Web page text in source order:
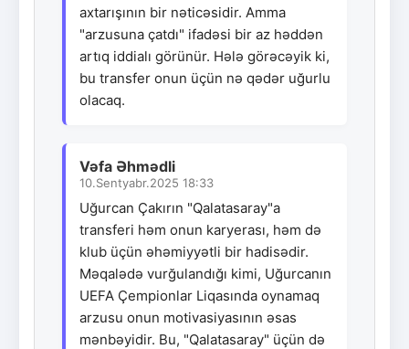
axtarışının bir nəticəsidir. Amma
"arzusuna çatdı" ifadəsi bir az həddən
artıq iddialı görünür. Hələ görəcəyik ki,
bu transfer onun üçün nə qədər uğurlu
olacaq.
Vəfa Əhmədli
10.Sentyabr.2025 18:33
Uğurcan Çakırın "Qalatasaray"a
transferi həm onun karyerası, həm də
klub üçün əhəmiyyətli bir hadisədir.
Məqalədə vurğulandığı kimi, Uğurcanın
UEFA Çempionlar Liqasında oynamaq
arzusu onun motivasiyasının əsas
mənbəyidir. Bu, "Qalatasaray" üçün də